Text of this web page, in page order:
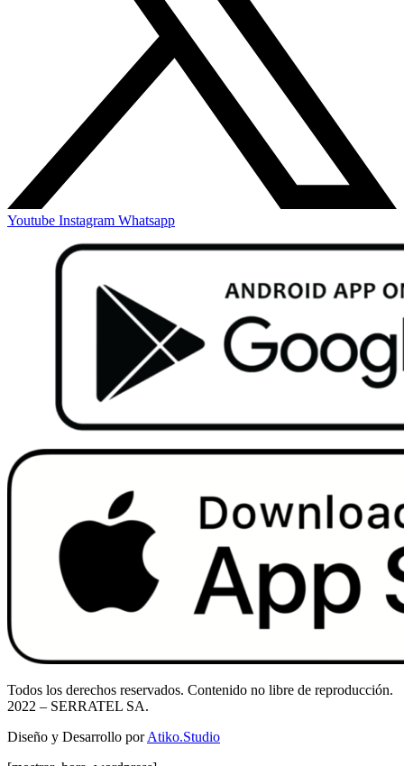
Youtube Instagram Whatsapp
Todos los derechos reservados. Contenido no libre de reproducción.
2022 – SERRATEL SA.
Diseño y Desarrollo porAtiko.Studio